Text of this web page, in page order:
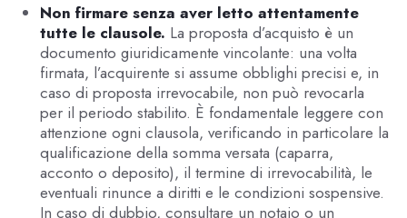
Non firmare senza aver letto attentamente
tutte le clausole. La proposta d’acquisto è un
documento giuridicamente vincolante: una volta
firmata, l’acquirente si assume obblighi precisi e, in
caso di proposta irrevocabile, non può revocarla
per il periodo stabilito. È fondamentale leggere con
attenzione ogni clausola, verificando in particolare la
qualificazione della somma versata (caparra,
acconto o deposito), il termine di irrevocabilità, le
eventuali rinunce a diritti e le condizioni sospensive.
In caso di dubbio, consultare un notaio o un